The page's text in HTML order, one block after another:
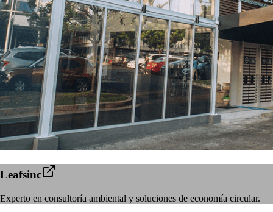
Leafsinc
Experto en consultoría ambiental y soluciones de economía circular.